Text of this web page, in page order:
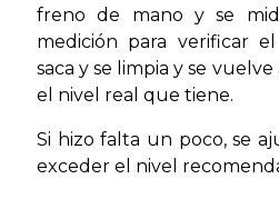
freno de mano y se
medición para verificar
saca y se limpia y se
el nivel real que tiene.
Si hizo falta un poco, se
exceder el nivel